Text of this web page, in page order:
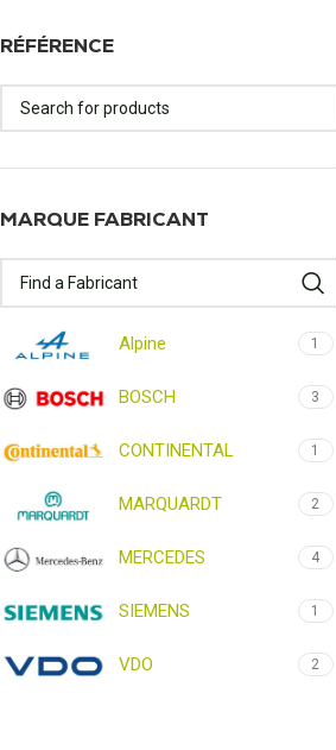
RÉFÉRENCE
MARQUE FABRICANT
Alpine 1
BOSCH 3
CONTINENTAL 1
MARQUARDT 2
MERCEDES 4
SIEMENS 1
VDO 2